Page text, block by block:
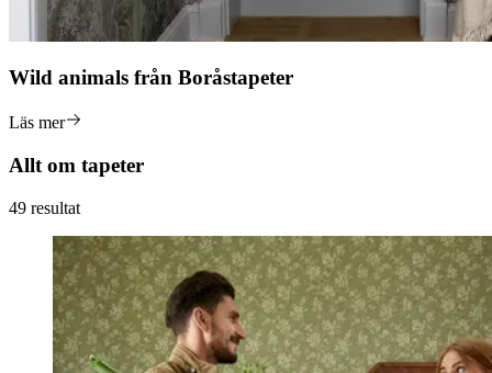
Wild animals från Boråstapeter
Läs mer
Allt om tapeter
49 resultat